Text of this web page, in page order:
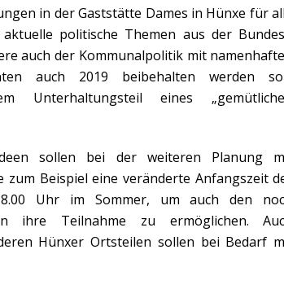
in der Gaststätte Dames in Hünxe für
politische Themen aus der
auch der Kommunalpolitik mit
auch 2019 beibehalten werden
Unterhaltungsteil eines
sollen bei der weiteren Planung
zum Beispiel eine veränderte Anfangszeit
Uhr im Sommer, um auch den
ihre Teilnahme zu ermöglichen.
Hünxer Ortsteilen sollen bei Bedarf